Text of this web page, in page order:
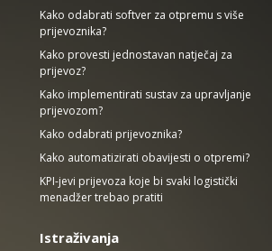
Kako odabrati softver za otpremu s više
prijevoznika?
Kako provesti jednostavan natječaj za
prijevoz?
Kako implementirati sustav za upravljanje
prijevozom?
Kako odabrati prijevoznika?
Kako automatizirati obavijesti o otpremi?
KPI-jevi prijevoza koje bi svaki logistički
menadžer trebao pratiti
Istraživanja